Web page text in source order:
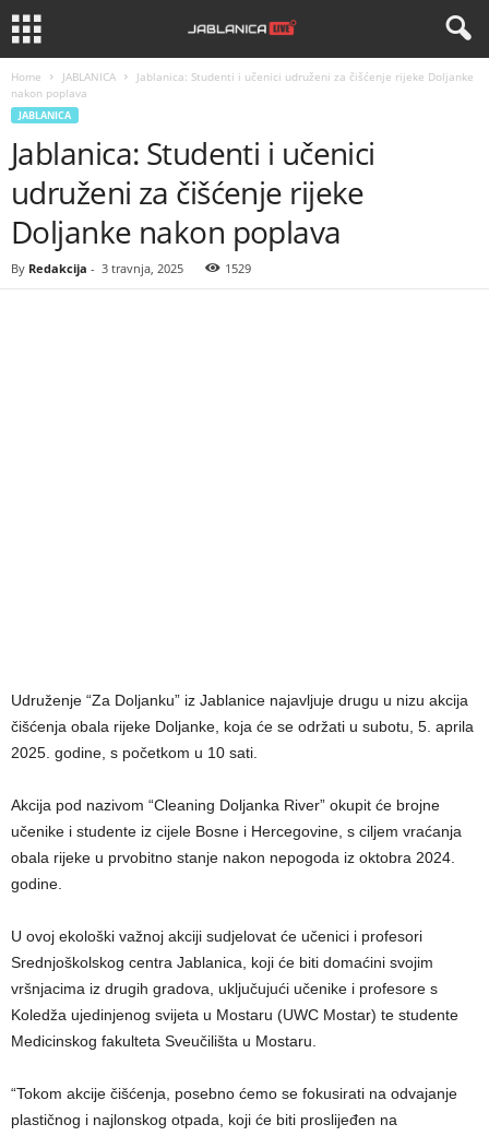
Home JABLANICA
Jablanica: Studenti i učenici udruženi za čišćenje rijeke Doljanke
nakon poplava
JABLANICA
Jablanica: Studenti i učenici
udruženi za čišćenje rijeke
Doljanke nakon poplava
By Redakcija - 3 travnja, 2025 1529
Udruženje “Za Doljanku” iz Jablanice najavljuje drugu u nizu akcija
čišćenja obala rijeke Doljanke, koja će se održati u subotu, 5. aprila
2025. godine, s početkom u 10 sati.
Akcija pod nazivom “Cleaning Doljanka River” okupit će brojne
učenike i studente iz cijele Bosne i Hercegovine, s ciljem vraćanja
obala rijeke u prvobitno stanje nakon nepogoda iz oktobra 2024.
godine.
U ovoj ekološki važnoj akciji sudjelovat će učenici i profesori
Srednjoškolskog centra Jablanica, koji će biti domaćini svojim
vršnjacima iz drugih gradova, uključujući učenike i profesore s
Koledža ujedinjenog svijeta u Mostaru (UWC Mostar) te studente
Medicinskog fakulteta Sveučilišta u Mostaru.
“Tokom akcije čišćenja, posebno ćemo se fokusirati na odvajanje
plastičnog i najlonskog otpada, koji će biti proslijeđen na